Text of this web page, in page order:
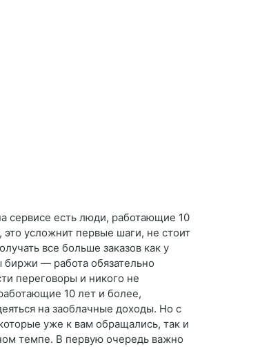
сервисе есть люди, работающие 10
усложнит первые шаги, не стоит
все больше заказов как у
биржи — работа обязательно
переговоры и никого не
10 лет и более,
на заоблачные доходы. Но с
уже к вам обращались, так и
темпе. В первую очередь важно